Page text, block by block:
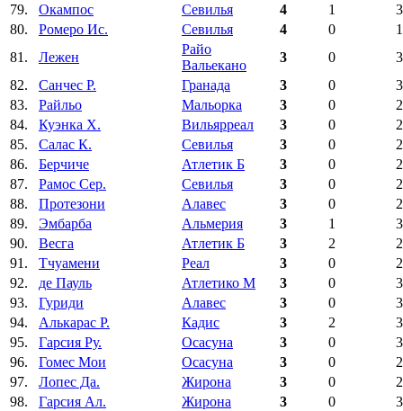
79.
Окампос Севилья 4 1
80.
Ромеро Ис. Севилья 4 0
81.
Лежен
Райо
Вальекано
3 0
82.
Санчес Р. Гранада 3 0
83.
Райльо Мальорка 3 0
84.
Куэнка Х. Вильярреал 3 0
85.
Салас К. Севилья 3 0
86.
Берчиче Атлетик Б 3 0
87.
Рамос Сер. Севилья 3 0
88.
Протезони Алавес 3 0
89.
Эмбарба Альмерия 3 1
90.
Весга Атлетик Б 3 2
91.
Тчуамени Реал 3 0
92.
де Пауль Атлетико М 3 0
93.
Гуриди Алавес 3 0
94.
Алькарас Р. Кадис 3 2
95.
Гарсия Ру. Осасуна 3 0
96.
Гомес Мои Осасуна 3 0
97.
Лопес Да. Жирона 3 0
98.
Гарсия Ал. Жирона 3 0